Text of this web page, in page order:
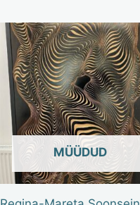
OUT OF STOCK